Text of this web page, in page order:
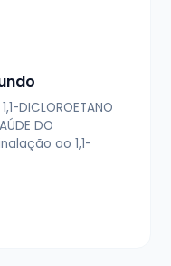
DICLOROETANO
DO
ao 1,1-